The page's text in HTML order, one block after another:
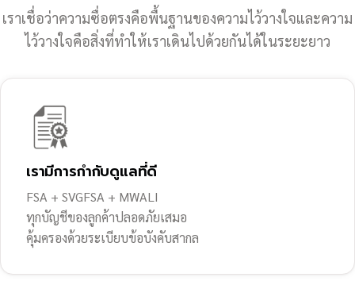
เราเชื่อว่าความซื่อตรงคือพื้นฐานของความไว้วางใจและความ
ไว้วางใจคือสิ่งที่ทำให้เราเดินไปด้วยกันได้ในระยะยาว
เรามีการกำกับดูแลที่ดี
FSA + SVGFSA + MWALI
ทุกบัญชีของลูกค้าปลอดภัยเสมอ
คุ้มครองด้วยระเบียบข้อบังคับสากล